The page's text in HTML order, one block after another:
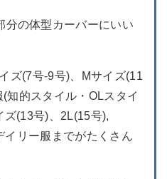
分の体型カーバーにいい
ズ(7号-9号)、Mサイズ(11
知的スタイル・OLスタイ
ズ(13号)、2L(15号),
リー服までがたくさん